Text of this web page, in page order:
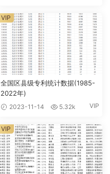
全国区县级专利统计数据(1985-
2022年)
2023-11-14 5.32k VIP
VIP
VIP